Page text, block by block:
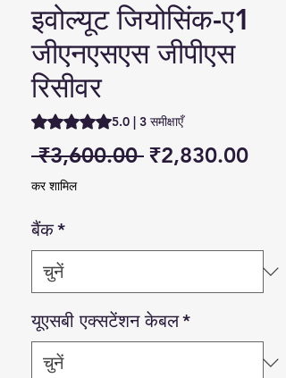
इवोल्यूट जियोसिंक-ए1
जीएनएसएस जीपीएस
रिसीवर
5.0 में से 5 स्टार रेटिंग 3 समीक्षाओं के आधार पर है
5.0 | 3 समीक्षाएँ
₹3,600.00 नियमित मूल्य
₹2,830.00
कर शामिल
बैंक*
यूएसबी एक्सटेंशन केबल*